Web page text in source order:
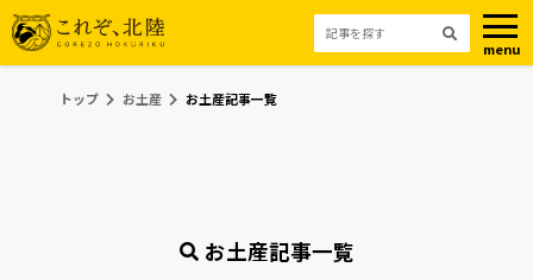
menu
トップ お土産 お土産記事一覧
お土産記事一覧